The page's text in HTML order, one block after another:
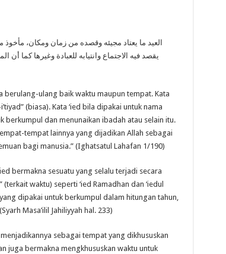
العيد ما يعتاد مجيئه وقصده من زمان ومكان، مأخوذ
يقصد فيه الاجتماع وانتيابه للعبادة وغيرها كما
berulang-ulang baik waktu maupun tempat. Kata
(biasa). Kata ‘ied bila dipakai untuk nama
berkumpul dan menunaikan ibadah atau selain itu.
tempat lainnya yang dijadikan Allah sebagai
bagi manusia.” (Ighatsatul Lahafan 1/190)
bermakna sesuatu yang selalu terjadi secara
waktu) seperti ‘ied Ramadhan dan ‘iedul
dipakai untuk berkumpul dalam hitungan tahun,
Masa’ilil Jahiliyyah hal. 233)
sebagai tempat yang dikhususkan
juga bermakna mengkhususkan waktu untuk